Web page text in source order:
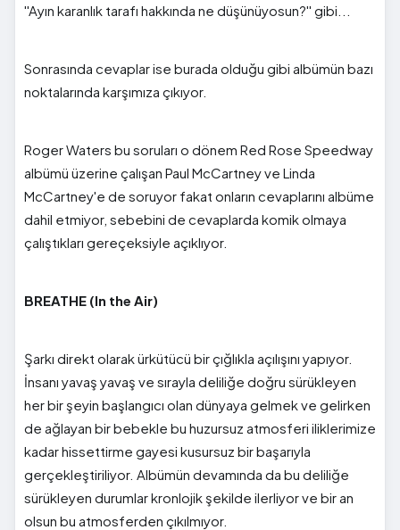
''Ayın karanlık tarafı hakkında ne düşünüyosun?'' gibi...
Sonrasında cevaplar ise burada olduğu gibi albümün bazı
noktalarında karşımıza çıkıyor.
Roger Waters bu soruları o dönem Red Rose Speedway
albümü üzerine çalışan Paul McCartney ve Linda
McCartney'e de soruyor fakat onların cevaplarını albüme
dahil etmiyor, sebebini de cevaplarda komik olmaya
çalıştıkları gereçeksiyle açıklıyor.
BREATHE (In the Air)
Şarkı direkt olarak ürkütücü bir çığlıkla açılışını yapıyor.
İnsanı yavaş yavaş ve sırayla deliliğe doğru sürükleyen
her bir şeyin başlangıcı olan dünyaya gelmek ve gelirken
de ağlayan bir bebekle bu huzursuz atmosferi iliklerimize
kadar hissettirme gayesi kusursuz bir başarıyla
gerçekleştiriliyor. Albümün devamında da bu deliliğe
sürükleyen durumlar kronlojik şekilde ilerliyor ve bir an
olsun bu atmosferden çıkılmıyor.